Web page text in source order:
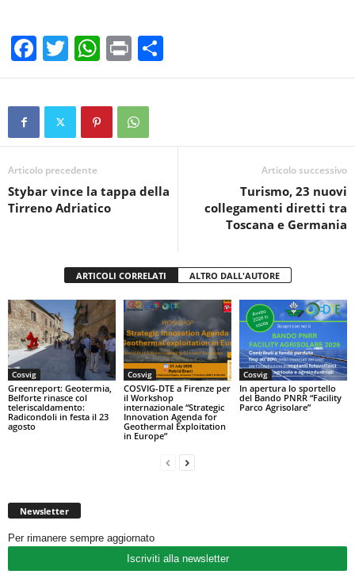
F
a
c
b
o
o
T
wi
tt
W
h
at
s
A
p
Pr
in
t
o
vi
Articolo precedente
Stybar vince la tappa della
Tirreno Adriatico
Articolo successivo
Turismo, 23 nuovi
collegamenti diretti tra
Toscana e Germania
ARTICOLI CORRELATI ALTRO DALL'AUTORE
Cosvig
Greenreport: Geotermia,
Belforte rinasce col
teleriscaldamento:
Radicondoli in festa il 23
agosto
Cosvig
COSVIG-DTE a Firenze per
il Workshop
internazionale “Strategic
Innovation Agenda for
Geothermal Exploitation
in Europe”
Cosvig
In apertura lo sportello
del Bando PNRR “Facility
Parco Agrisolare”
Newsletter
Per rimanere sempre aggiornato
Iscriviti alla newsletter